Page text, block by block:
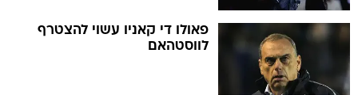
פאולו די קאניו עשוי להצטרף
לווסטהאם